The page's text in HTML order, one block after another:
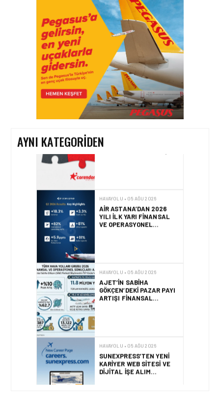
AYNI KATEGORIDEN
HAVAYOLU • 07 AĞU 2026
SUNEXPRESS’IN ÜÇ GÜN
ÜST ÜSTE GÜNLÜK
YOLCU SAYISI 71 BINI AŞTI
HAVAYOLU • 05 AĞU 2026
CORENDON’DAN YAKIT
VERIMLILIĞI VE
SÜRDÜRÜLEBILIRLIK IÇIN
İŞ BIRLIĞI!
HAVAYOLU • 05 AĞU 2026
HAVAYOLU • 05 AĞU 2026
HAVAYOLU • 05 AĞU 2026